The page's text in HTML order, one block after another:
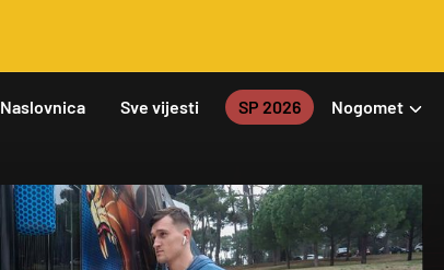
Naslovnica Sve vijesti SP 2026 Nogomet